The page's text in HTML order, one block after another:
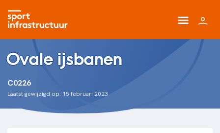
Ovale ijsbanen
C0226
Laatst gewijzigd op: 15 februari 2023